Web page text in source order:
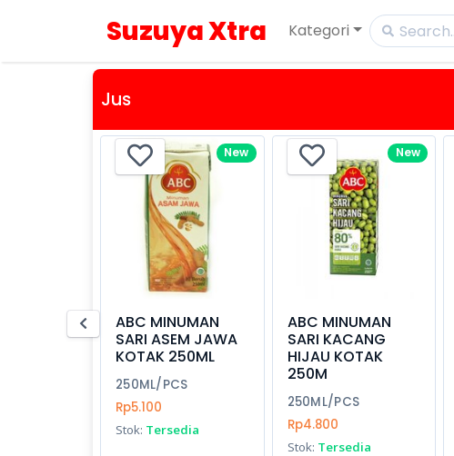
Suzuya Xtra Kategori
Jus
New
ABC MINUMAN
SARI ASEM JAWA
KOTAK 250ML
250ML/PCS
Rp5.100
Stok: Tersedia
New
ABC MINUMAN
SARI KACANG
HIJAU KOTAK
250M
250ML/PCS
Rp4.800
Stok: Tersedia